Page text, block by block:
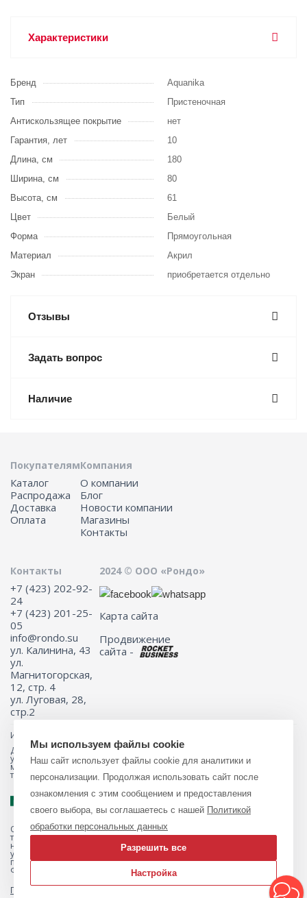
Характеристики
Бренд
Aquanika
Тип
Пристеночная
Антискользящее покрытие
нет
Гарантия, лет
10
Длина, см
180
Ширина, см
80
Высота, см
61
Цвет
Белый
Форма
Прямоугольная
Материал
Акрил
Экран
приобретается отдельно
Отзывы
Задать вопрос
Наличие
Покупателям
Каталог
Распродажа
Доставка
Оплата
Компания
О компании
Блог
Новости компании
Магазины
Контакты
Контакты
+7 (423) 202-92-
24
+7 (423) 201-25-
05
info@rondo.su
ул. Калинина, 43
ул.
Магнитогорская,
12, стр. 4
ул. Луговая, 28,
стр.2
2024 © ООО «Рондо»
Карта сайта
Продвижение
сайта -
Информация на сайте не является публичной офертой.
Для получения подробной информации о наличии и стоимости
указанных товаров и (или) услуг, пожалуйста, обращайтесь к
менеджеру сайта с помощью специальной формы связи или по
телефону 8 (423) 201-25-05
Обращаем ваше внимание на то, что данный интернет-магазин, а
также вся информация о товарах и ценах, предоставленная на нём,
носит исключительно информационный характер и ни при каких
условиях не является публичной офертой, определяемой
положениями Статьи 437 Гражданского кодекса Российской
Федерации.
Политика обработки персональных данных
Мы используем файлы cookie
Наш сайт использует файлы cookie для аналитики и
персонализации. Продолжая использовать сайт после
ознакомления с этим сообщением и предоставления
своего выбора, вы соглашаетесь с нашей Политикой
обработки персональных данных
Разрешить все
Настройка